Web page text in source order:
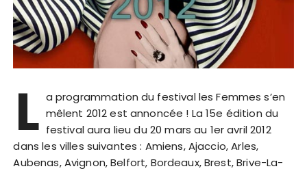
L a programmation du festival les Femmes s’en
mêlent 2012 est annoncée ! La 15e édition du
festival aura lieu du 20 mars au 1er avril 2012
dans les villes suivantes : Amiens, Ajaccio, Arles,
Aubenas, Avignon, Belfort, Bordeaux, Brest, Brive-La-